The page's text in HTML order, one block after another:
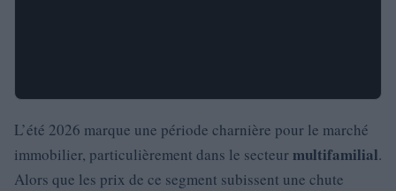
L’été 2026 marque une période charnière pour le marché
immobilier, particulièrement dans le secteurmultifamilial.
Alors que les prix de ce segment subissent une chute